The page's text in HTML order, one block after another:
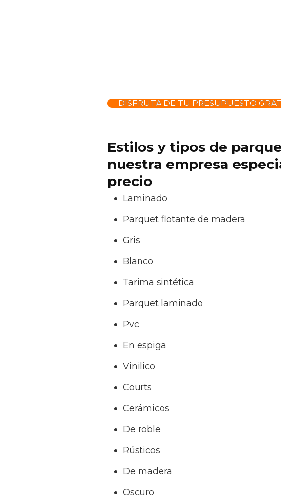
DISFRUTA DE TU PRESUPUESTO
Estilos y tipos de
nuestra empresa
precio
Laminado
Parquet flotante de madera
Gris
Blanco
Tarima sintética
Parquet laminado
Pvc
En espiga
Vinilico
Courts
Cerámicos
De roble
Rústicos
De madera
Oscuro